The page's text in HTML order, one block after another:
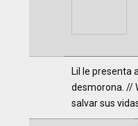
Lil le presenta
desmorona. //
salvar sus